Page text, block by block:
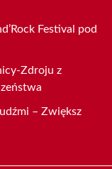
Festival pod
Zdroju z
– Zwiększ